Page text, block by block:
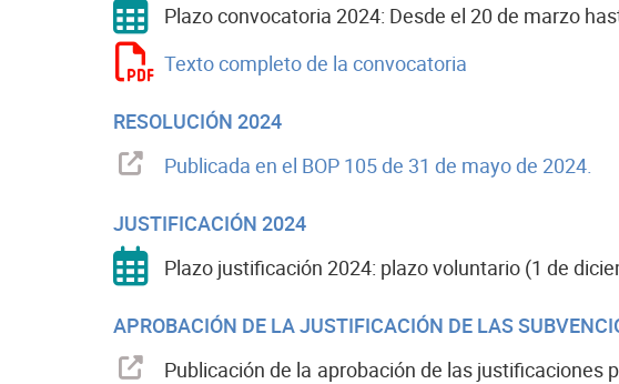
Plazo convocatoria 2024: Desde el 20 de marzo
Texto completo de la convocatoria
RESOLUCIÓN 2024
Publicada en el BOP 105 de 31 de mayo de 2024.
JUSTIFICACIÓN 2024
Plazo justificación 2024: plazo voluntario (1 de
APROBACIÓN DE LA JUSTIFICACIÓN DE LAS
Publicación de la aprobación de las justificaciones